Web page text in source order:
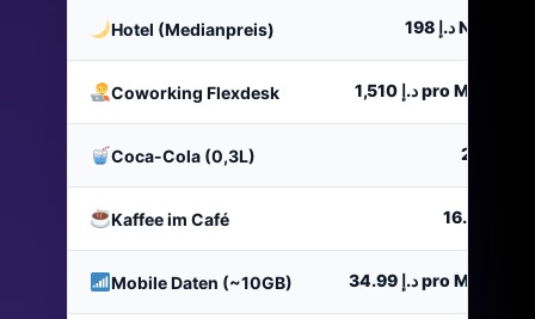
Hotel (Medianpreis) د.إ 198Nacht
Coworking Flexdesk د.إ 1,510pro Monat
Coca-Cola (0,3L)
Kaffee im Café
Mobile Daten (~10GB) د.إ 34.99pro Monat